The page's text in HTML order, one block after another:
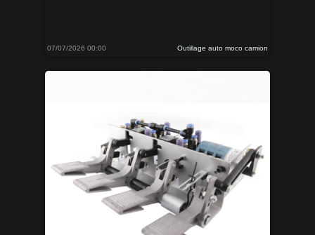
07/07/2026 00:00 Outillage auto moco camion